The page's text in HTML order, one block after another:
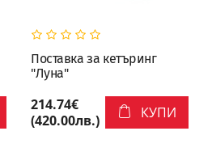
Поставка за кетъринг
"Луна"
214.74€
(420.00лв.)
КУПИ